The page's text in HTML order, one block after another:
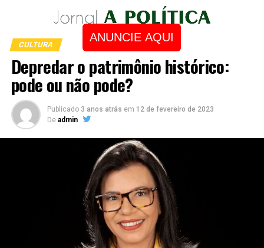
ANUNCIE AQUI
CULTURA
Depredar o patrimônio histórico:
pode ou não pode?
Publicado 3 anos atrás em 12 de fevereiro de 2023
De admin